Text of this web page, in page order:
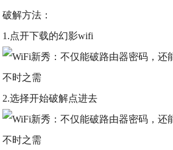
破解方法：
1.点开下载的幻影wifi
2.选择开始破解点进去